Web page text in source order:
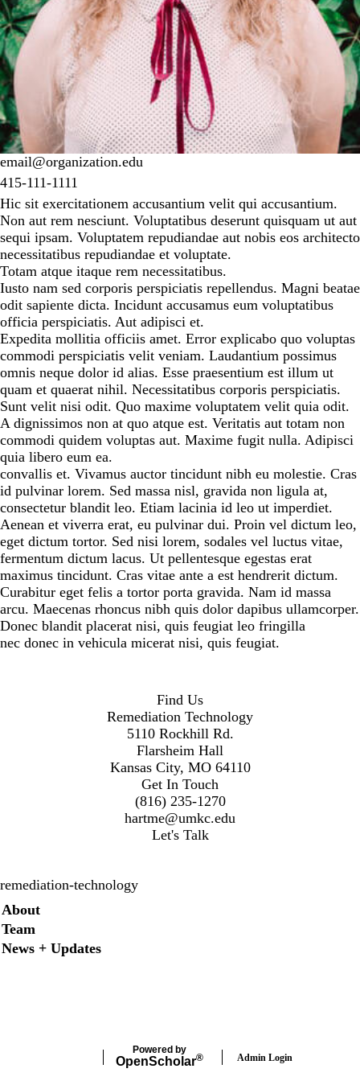
email@organization.edu
415-111-1111
Hic sit exercitationem accusantium velit qui accusantium.
Non aut rem nesciunt. Voluptatibus deserunt quisquam ut aut
sequi ipsam. Voluptatem repudiandae aut nobis eos architecto
necessitatibus repudiandae et voluptate.
Totam atque itaque rem necessitatibus.
Iusto nam sed corporis perspiciatis repellendus. Magni beatae
odit sapiente dicta. Incidunt accusamus eum voluptatibus
officia perspiciatis. Aut adipisci et.
Expedita mollitia officiis amet. Error explicabo quo voluptas
commodi perspiciatis velit veniam. Laudantium possimus
omnis neque dolor id alias. Esse praesentium est illum ut
quam et quaerat nihil. Necessitatibus corporis perspiciatis.
Sunt velit nisi odit. Quo maxime voluptatem velit quia odit.
A dignissimos non at quo atque est. Veritatis aut totam non
commodi quidem voluptas aut. Maxime fugit nulla. Adipisci
quia libero eum ea.
convallis et. Vivamus auctor tincidunt nibh eu molestie. Cras
id pulvinar lorem. Sed massa nisl, gravida non ligula at,
consectetur blandit leo. Etiam lacinia id leo ut imperdiet.
Aenean et viverra erat, eu pulvinar dui. Proin vel dictum leo,
eget dictum tortor. Sed nisi lorem, sodales vel luctus vitae,
fermentum dictum lacus. Ut pellentesque egestas erat
maximus tincidunt. Cras vitae ante a est hendrerit dictum.
Curabitur eget felis a tortor porta gravida. Nam id massa
arcu. Maecenas rhoncus nibh quis dolor dapibus ullamcorper.
Donec blandit placerat nisi, quis feugiat leo fringilla
nec donec in vehicula micerat nisi, quis feugiat.
Find Us
Remediation Technology
5110 Rockhill Rd.
Flarsheim Hall
Kansas City, MO 64110
Get In Touch
(816) 235-1270
hartme@umkc.edu
Let's Talk
remediation-technology
Secondary menu
About
Team
News + Updates
Powered by
OpenScholar® Admin Login